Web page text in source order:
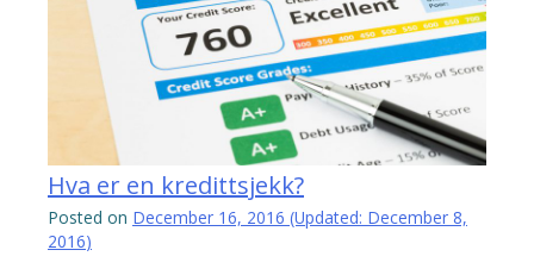
Hva er en kredittsjekk?
Posted on December 16, 2016 (Updated: December 8,
2016)